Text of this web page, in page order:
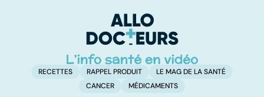
RECETTES RAPPEL PRODUIT
LE MAG DE LA SANTÉ
CANCER
MÉDICAMENTS